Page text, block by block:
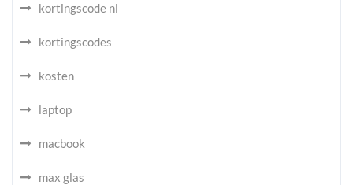
kortingscode nl
kortingscodes
kosten
laptop
macbook
max glas